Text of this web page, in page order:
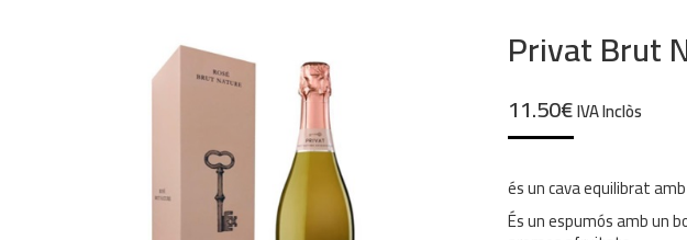
Privat Brut
11.50€IVA Inclòs
és un cava equilibrat
És un espumós amb un